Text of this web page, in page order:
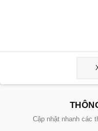
Cập nhật nhanh các